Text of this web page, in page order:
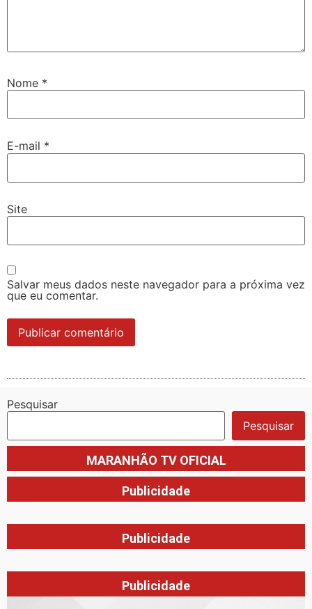
Nome *
E-mail *
Site
Salvar meus dados neste navegador para a próxima vez
que eu comentar.
Pesquisar
Pesquisar
MARANHÃO TV OFICIAL
Publicidade
Publicidade
Publicidade